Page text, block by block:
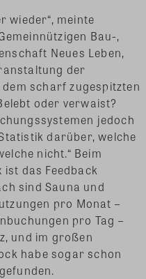
wieder“, meinte
Bau-,
Neues Leben,
der
scharf zugespitzten
oder verwaist?
jedoch
darüber, welche
nicht.“ Beim
ist das Feedback
sind Sauna und
pro Monat –
pro Tag –
und im großen
habe sogar schon